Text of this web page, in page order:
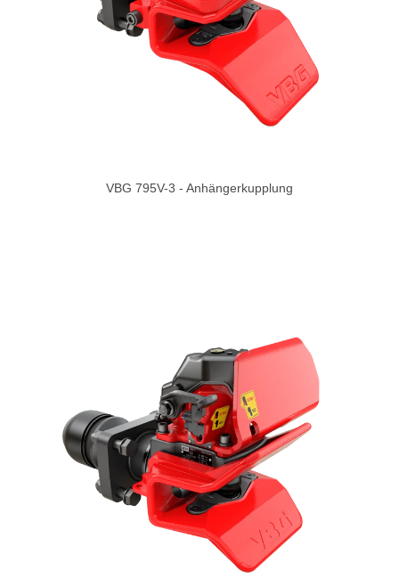
VBG 795V-3 - Anhängerkupplung